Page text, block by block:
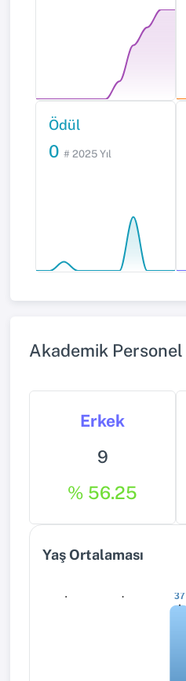
Ödül
0 # 2025 Yıl
Akademik Personel
Erkek
9
% 56.25
Yaş Ortalaması
37